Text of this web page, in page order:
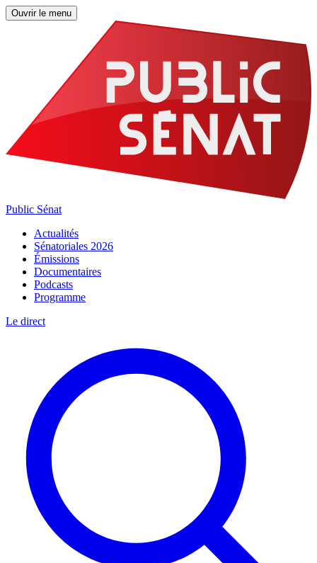
Ouvrir le menu
Public Sénat
Actualités
Sénatoriales 2026
Émissions
Documentaires
Podcasts
Programme
Le direct